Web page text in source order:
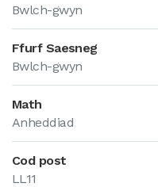
Bwlch-gwyn
Ffurf Saesneg
Bwlch-gwyn
Math
Anheddiad
Cod post
LL11